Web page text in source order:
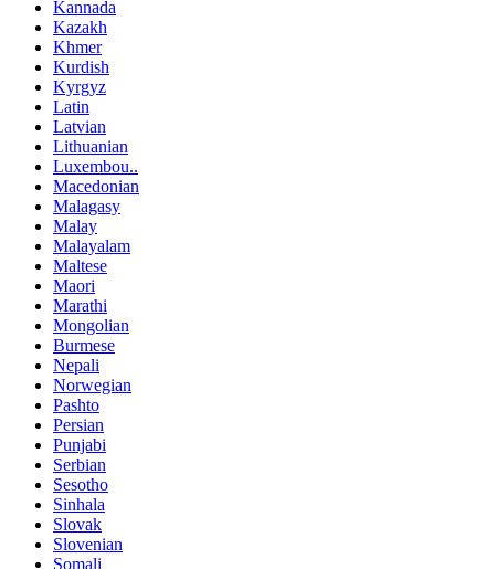
Kannada
Kazakh
Khmer
Kurdish
Kyrgyz
Latin
Latvian
Lithuanian
Luxembou..
Macedonian
Malagasy
Malay
Malayalam
Maltese
Maori
Marathi
Mongolian
Burmese
Nepali
Norwegian
Pashto
Persian
Punjabi
Serbian
Sesotho
Sinhala
Slovak
Slovenian
Somali